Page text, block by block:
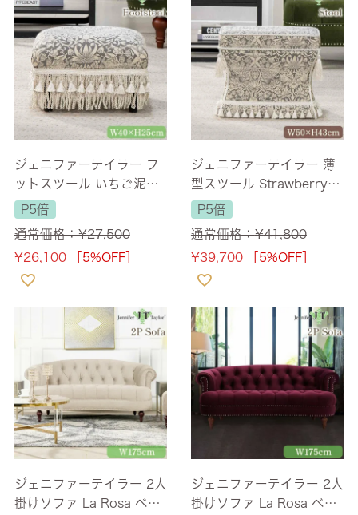
ジェニファーテイラー フ
ットスツール いちご泥棒
グレー(Strawberry Thief-
GR) 幅40cm 【送料無
料】
P5倍
通常価格：¥27,500
¥26,100 ［5%OFF］
ジェニファーテイラー 薄
型スツール Strawberry T
hief-GR 幅50cm 長角
【送料無料】
P5倍
通常価格：¥41,800
¥39,700 ［5%OFF］
ジェニファーテイラー 2人
掛けソファ La Rosa ベー
ジェニファーテイラー 2人
掛けソファ La Rosa ベロ